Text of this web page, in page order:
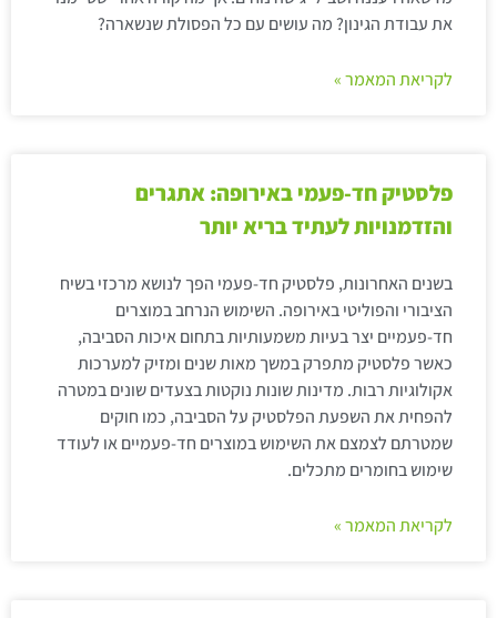
את עבודת הגינון? מה עושים עם כל הפסולת שנשארה?
לקריאת המאמר »
פלסטיק חד-פעמי באירופה: אתגרים
והזדמנויות לעתיד בריא יותר
בשנים האחרונות, פלסטיק חד-פעמי הפך לנושא מרכזי בשיח
הציבורי והפוליטי באירופה. השימוש הנרחב במוצרים
חד-פעמיים יצר בעיות משמעותיות בתחום איכות הסביבה,
כאשר פלסטיק מתפרק במשך מאות שנים ומזיק למערכות
אקולוגיות רבות. מדינות שונות נוקטות בצעדים שונים במטרה
להפחית את השפעת הפלסטיק על הסביבה, כמו חוקים
שמטרתם לצמצם את השימוש במוצרים חד-פעמיים או לעודד
שימוש בחומרים מתכלים.
לקריאת המאמר »